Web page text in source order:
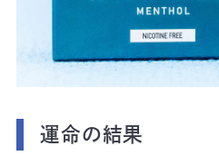
運命の結果